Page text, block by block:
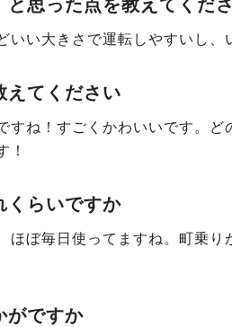
思った点を教えてくだ
いい大きさで運転しやすいし、
えてください
すね！すごくかわいいです。
！
くらいですか
ほぼ毎日使ってますね。町乗
がですか